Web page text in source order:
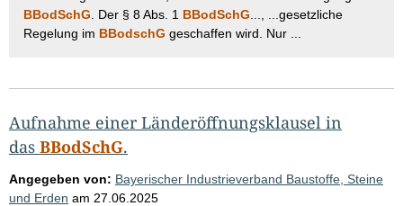
BBodSchG . Der § 8 Abs. 1 BBodSchG ..., ...gesetzliche
Regelung im BBodschG geschaffen wird. Nur ...
Aufnahme einer Länderöffnungsklausel in
das BBodSchG.
Angegeben von: Bayerischer Industrieverband Baustoffe, Steine
und Erden am 27.06.2025